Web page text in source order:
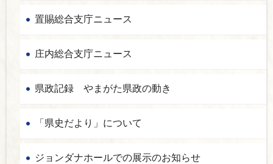
置賜総合支庁ニュース
庄内総合支庁ニュース
県政記録 やまがた県政の動き
「県史だより」について
ジョンダナホールでの展示のお知らせ